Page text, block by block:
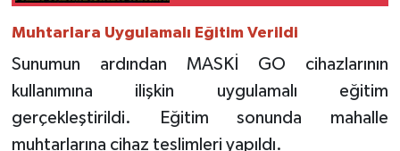
Muhtarlara Uygulamalı Eğitim Verildi
Sunumun ardından MASKİ GO cihazlarının
kullanımına ilişkin uygulamalı eğitim
gerçekleştirildi. Eğitim sonunda mahalle
muhtarlarına cihaz teslimleri yapıldı.